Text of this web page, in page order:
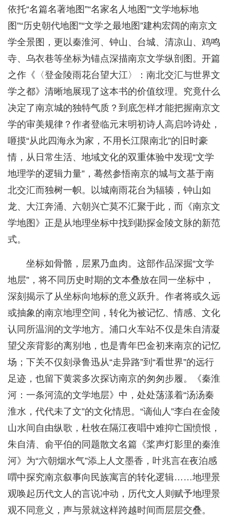
依托“名篇名著地图”“名家名人地图”“文学地标地
图”“历史朝代地图”“文学之最地图”建构宏阔的南京文
学全景图，更以秦淮河、钟山、台城、清凉山、鸡鸣
寺、乌衣巷等坐标为锚点深描南京文学纵剖图。开篇
之作《〈登金陵雨花台望大江〉：南北交汇与世界文
学之都》清晰地展现了这本书的价值纹理。究竟什么
决定了南京城的独特气质？到底怎样才能把握南京文
学的审美规律？作者登临元末明初诗人高启吟诗处，
咂摸“从此四海永为家，不用长江限南北”的旧时豪
情，从日常生活、地域文化的双重体验中发现“文学
地理学的逻辑力量”，蓦然参悟南京的城与文基于南
北交汇而独树一帜。以城南雨花台为辐辏，钟山如
龙、大江奔涌、六朝兴亡莫不汇聚于此，而《南京文
学地图》正是从地理坐标中找到勘探金陵文脉的新范
式。
坐标如骨骼，层累乃血肉。这部作品深掘“文学
地层”，将不同历史时期的文本叠放在同一坐标中，
深刻揭示了从坐标向地标的意义跃升。作者将或久远
或抽象的南京地理空间，转化为被记忆、情感、文化
认同所温润的文学地方。浦口火车站不仅是朱自清凝
望父亲背影的离别地，也是青年巴金初来南京的记忆
场；下关不仅刻录鲁迅从“走异路”到“看世界”的远行
足迹，也留下黄裳多次探访南京的匆匆步履。《秦淮
河：一条河流的文学地层》中，处处荡漾着“汤汤秦
淮水，代代未了文”的文化情思。“谪仙人”李白在金陵
山水间自由纵歌，杜牧在隔江夜唱中难抑亡国愤恨，
朱自清、俞平伯的同题散文名篇《桨声灯影里的秦淮
河》为“六朝烟水气”添上人文墨香，叶兆言在夜泊感
喟中探究南京叙事向民族寓言的转化逻辑……地理景
观唤起历代文人的言说冲动，历代文人则赋予地理景
观不同意义，声与景就这样跨越时间而层层交叠。